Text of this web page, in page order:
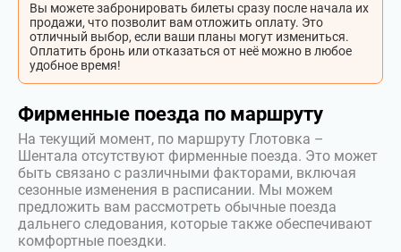
Вы можете забронировать билеты сразу после начала их
продажи, что позволит вам отложить оплату. Это
отличный выбор, если ваши планы могут измениться.
Оплатить бронь или отказаться от неё можно в любое
удобное время!
Фирменные поезда по маршруту
На текущий момент, по маршруту Глотовка –
Шентала отсутствуют фирменные поезда. Это может
быть связано с различными факторами, включая
сезонные изменения в расписании. Мы можем
предложить вам рассмотреть обычные поезда
дальнего следования, которые также обеспечивают
комфортные поездки.